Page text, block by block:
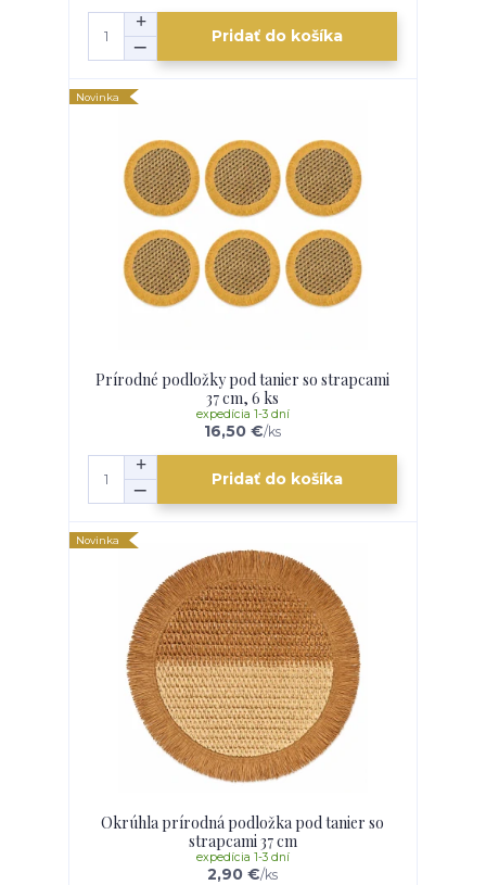
Pridať do košíka
Novinka
Prírodné podložky pod tanier so strapcami
37 cm, 6 ks
16,50 €/ks
expedícia 1-3 dní
Pridať do košíka
Novinka
Okrúhla prírodná podložka pod tanier so
strapcami 37 cm
2,90 €/ks
expedícia 1-3 dní